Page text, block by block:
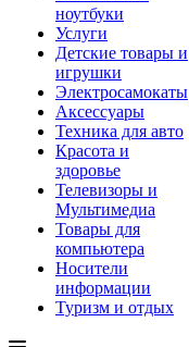
ноутбуки
Услуги
Детские товары и
игрушки
Электросамокаты
Аксессуары
Техника для авто
Красота и
здоровье
Телевизоры и
Мультимедиа
Товары для
компьютера
Носители
информации
Туризм и отдых